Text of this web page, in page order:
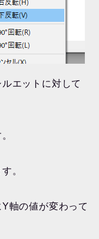
エットに対して
。
軸の値が変わって